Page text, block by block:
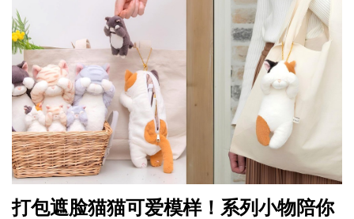
打包遮脸猫猫可爱模样！系列小物陪你